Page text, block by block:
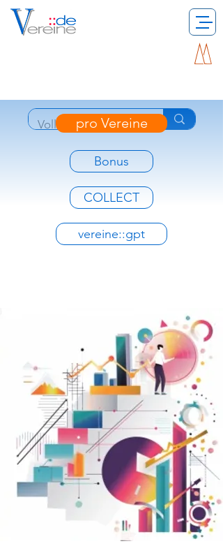
pro Vereine
Bonus
COLLECT
vereine::gpt